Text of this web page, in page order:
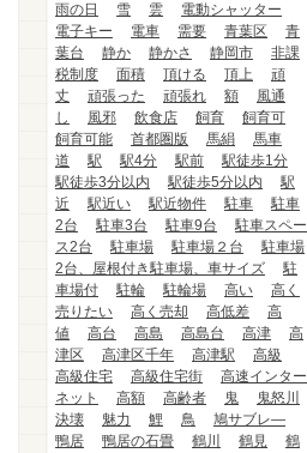
雨の日
雪 雲
電動シャッター
電子キー
電車 需要 青葉区
青
葉台
静か 静かさ 静岡市
非課
税制度
面積 頂ける 頂上
頑
丈
頑張った 頑張れ 額
風通
し
風邪 飲食店 飼育
飼育可
飼育可能
首都圏版 馬絹
馬車
道
駅 駅4分 駅前
駅徒歩1分
駅徒歩3分以内
駅徒歩5分以内
駅
近
駅近い 駅近物件 駐車
駐車
2台
駐車3台 駐車9台
駐車スペー
ス2台
駐車場 駐車場２台
駐車場
2台、屋根付き駐車場、車サイズ
駐
車場付
駐輪 駐輪場 高い
高く
売りたい
高く売却 高低差
高
値
高台 高島 高島台 高津
高
津区
高津区千年 高津駅
高級
高級住宅
高級住宅街
高速インター
ネット
高額 高齢者 鬼
鬼怒川
決壊
魅力 鯉 鳥
鳩サブレ―
鴨居
鴨居の石畳 鶴川 鶴見
鶴